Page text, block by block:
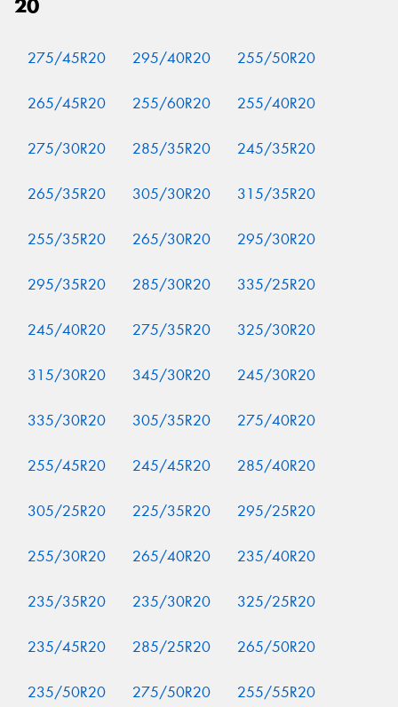
20
275/45R20 295/40R20 255/50R20
265/45R20 255/60R20 255/40R20
275/30R20 285/35R20 245/35R20
265/35R20 305/30R20 315/35R20
255/35R20 265/30R20 295/30R20
295/35R20 285/30R20 335/25R20
245/40R20 275/35R20 325/30R20
315/30R20 345/30R20 245/30R20
335/30R20 305/35R20 275/40R20
255/45R20 245/45R20 285/40R20
305/25R20 225/35R20 295/25R20
255/30R20 265/40R20 235/40R20
235/35R20 235/30R20 325/25R20
235/45R20 285/25R20 265/50R20
235/50R20 275/50R20 255/55R20